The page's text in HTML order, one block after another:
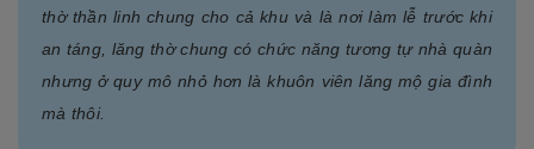
thờ thần linh chung cho cả khu và là nơi làm lễ trước khi
an táng, lăng thờ chung có chức năng tương tự nhà quàn
nhưng ở quy mô nhỏ hơn là khuôn viên lăng mộ gia đình
mà thôi.